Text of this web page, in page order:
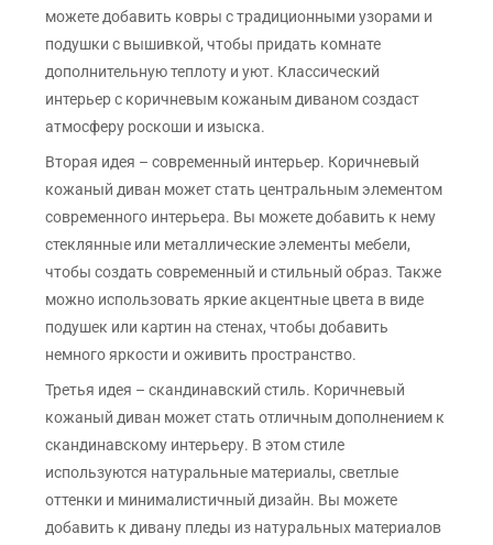
можете добавить ковры с традиционными узорами и
подушки с вышивкой, чтобы придать комнате
дополнительную теплоту и уют. Классический
интерьер с коричневым кожаным диваном создаст
атмосферу роскоши и изыска.
Вторая идея – современный интерьер. Коричневый
кожаный диван может стать центральным элементом
современного интерьера. Вы можете добавить к нему
стеклянные или металлические элементы мебели,
чтобы создать современный и стильный образ. Также
можно использовать яркие акцентные цвета в виде
подушек или картин на стенах, чтобы добавить
немного яркости и оживить пространство.
Третья идея – скандинавский стиль. Коричневый
кожаный диван может стать отличным дополнением к
скандинавскому интерьеру. В этом стиле
используются натуральные материалы, светлые
оттенки и минималистичный дизайн. Вы можете
добавить к дивану пледы из натуральных материалов